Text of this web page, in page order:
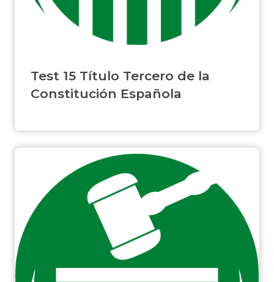
Test 15 Título Tercero de la
Constitución Española